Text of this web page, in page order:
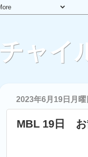
チャイ
2023年6月19日月曜
MBL 19日 お